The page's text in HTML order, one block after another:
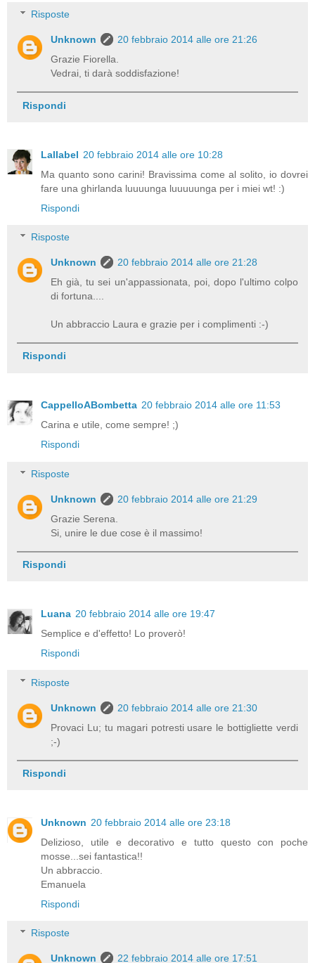
Risposte
Unknown
20 febbraio 2014 alle ore 21:26
Grazie Fiorella.
Vedrai, ti darà soddisfazione!
Rispondi
Lallabel 20 febbraio 2014 alle ore 10:28
Ma quanto sono carini! Bravissima come al solito, io dovrei
fare una ghirlanda luuuunga luuuuunga per i miei wt! :)
Rispondi
Risposte
Unknown
20 febbraio 2014 alle ore 21:28
Eh già, tu sei un'appassionata, poi, dopo l'ultimo colpo
di fortuna....
Un abbraccio Laura e grazie per i complimenti :-)
Rispondi
CappelloABombetta 20 febbraio 2014 alle ore 11:53
Carina e utile, come sempre! ;)
Rispondi
Risposte
Unknown
20 febbraio 2014 alle ore 21:29
Grazie Serena.
Si, unire le due cose è il massimo!
Rispondi
Luana 20 febbraio 2014 alle ore 19:47
Semplice e d'effetto! Lo proverò!
Rispondi
Risposte
Unknown
20 febbraio 2014 alle ore 21:30
Provaci Lu; tu magari potresti usare le bottigliette verdi
;-)
Rispondi
Unknown 20 febbraio 2014 alle ore 23:18
Delizioso, utile e decorativo e tutto questo con poche
mosse...sei fantastica!!
Un abbraccio.
Emanuela
Rispondi
Risposte
Unknown
22 febbraio 2014 alle ore 17:51